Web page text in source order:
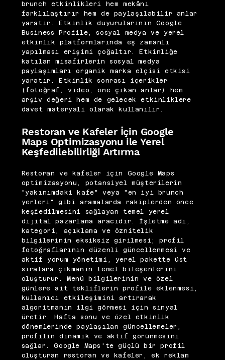
brunch etkinlikleri hem mekânı
farklılaştırır hem de paylaşılabilir anlar
yaratır. Etkinlik duyurularının Google
Business Profile, sosyal medya ve yerel
etkinlik platformlarında eş zamanlı
yapılması erişimi çoğaltır. Etkinliğe
katılan misafirlerin sosyal medya
paylaşımları organik marka elçisi etkisi
yaratır. Etkinlik sonrası içerikler
(fotoğraf, video, öne çıkan anlar) hem
arşiv değeri hem de gelecek etkinliklere
davet materyali olarak kullanılır.
Restoran ve Kafeler İçin Google
Maps Optimizasyonu ile Yerel
Keşfedilebilirliği Artırma
Restoran ve kafeler için Google Maps
optimizasyonu, potansiyel müşterilerin
"yakınımdaki kafe" veya "en iyi brunch
yerleri" gibi aramalarda rakiplerden önce
keşfedilmesini sağlayan temel yerel
dijital pazarlama aracıdır. İşletme adı,
kategori, açıklama ve öznitelik
bilgilerinin eksiksiz girilmesi; profil
fotoğraflarının düzenli güncellenmesi ve
aktif yorum yönetimi, yerel pakette üst
sıralara çıkmanın temel bileşenlerini
oluşturur. Menü bilgilerinin ve özel
günlere ait tekliflerin profile eklenmesi,
kullanıcı etkileşimini artırarak
algoritmanın ilgi görmesi için sinyal
üretir. Hafta sonu ve özel etkinlik
dönemlerinde paylaşılan güncellemeler,
profilin dinamik ve aktif görünmesini
sağlar. Google Maps'te güçlü bir profil
oluşturan restoran ve kafeler, ek reklam